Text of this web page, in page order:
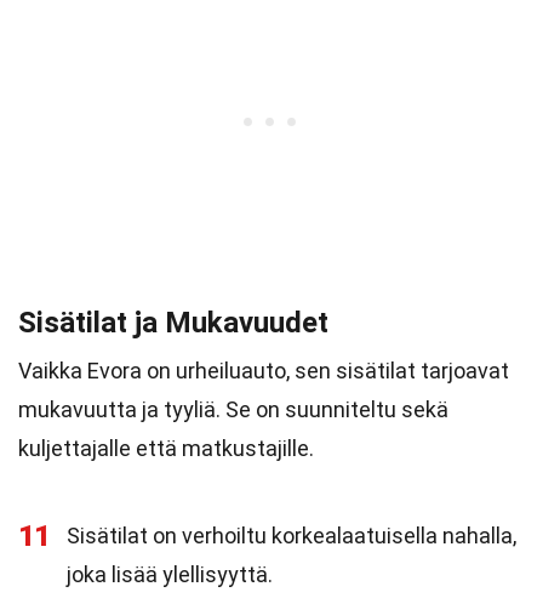
Sisätilat ja Mukavuudet
Vaikka Evora on urheiluauto, sen sisätilat tarjoavat
mukavuutta ja tyyliä. Se on suunniteltu sekä
kuljettajalle että matkustajille.
11
Sisätilat on verhoiltu korkealaatuisella nahalla,
joka lisää ylellisyyttä.